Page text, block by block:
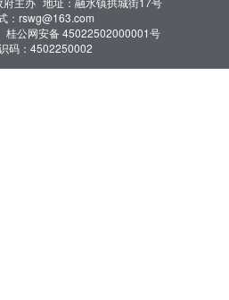
：rswg@163.com
桂公网安备 45022502000001号
码：4502250002